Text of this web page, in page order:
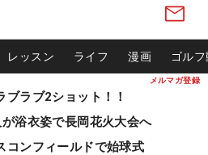
メルマガ登録
レッスン ライフ 漫画 ゴル
ブラブ2ショット！！
浴衣姿で長岡花火大会へ
コンフィールドで始球式